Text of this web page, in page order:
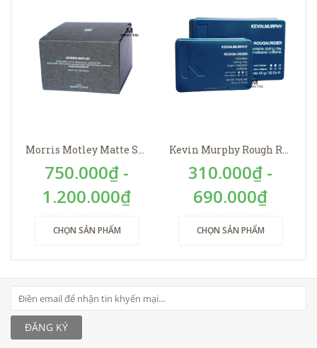
Morris Motley Matte Styling Balm
750.000₫ -
1.200.000₫
CHỌN SẢN PHẨM
Kevin Murphy Rough Rider
310.000₫ -
690.000₫
CHỌN SẢN PHẨM
ĐĂNG KÝ